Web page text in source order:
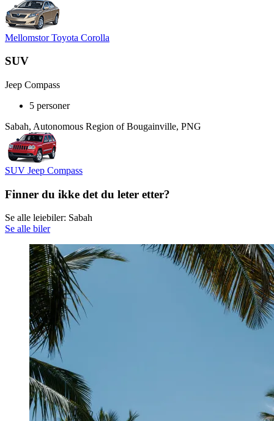
Mellomstor Toyota Corolla
SUV
Jeep Compass
5 personer
Sabah, Autonomous Region of Bougainville, PNG
SUV Jeep Compass
Finner du ikke det du leter etter?
Se alle leiebiler: Sabah
Se alle biler